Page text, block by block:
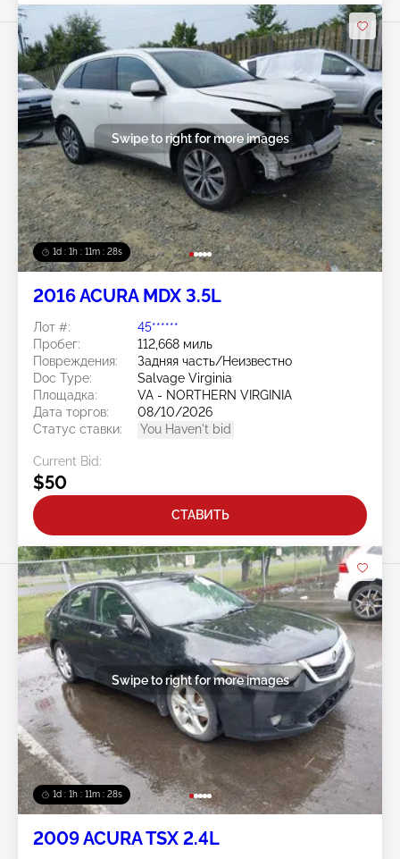
1d : 1h : 11m : 25s
Swipe to right for more images
2016 ACURA MDX 3.5L
Лот #:
45******
Пробег:
112,668 миль
Повреждения:
Задняя часть/Неизвестно
Doc Type:
Salvage Virginia
Площадка:
VA - NORTHERN VIRGINIA
Дата торгов:
08/10/2026
Статус ставки:
You Haven't bid
Current Bid:
$50
СТАВИТЬ
1d : 1h : 11m : 25s
Swipe to right for more images
2009 ACURA TSX 2.4L